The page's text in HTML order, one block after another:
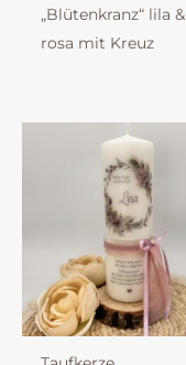
„Blütenkranz“ lila &
rosa mit Kreuz